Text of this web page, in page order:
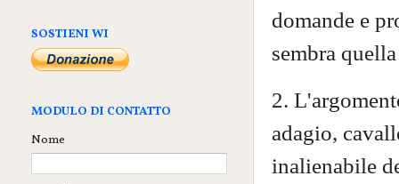
domande e
sembra
2.
adagio,
inalienabile
SOSTIENI WI
MODULO DI CONTATTO
Nome